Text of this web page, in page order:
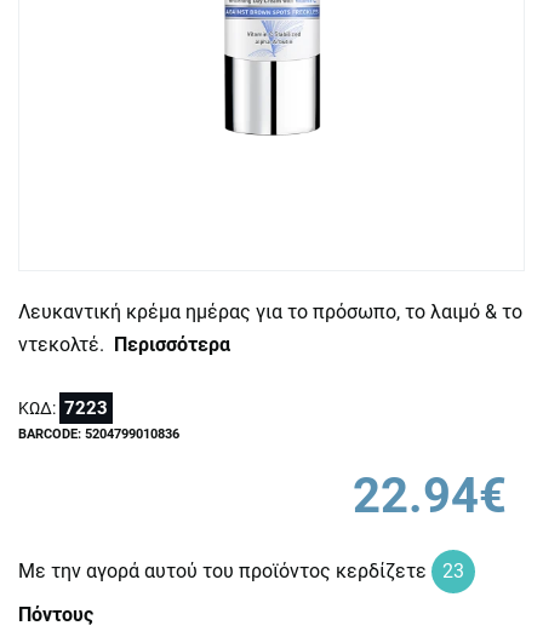
Λευκαντική κρέμα ημέρας για το πρόσωπο, το λαιμό & το
ντεκολτέ. Περισσότερα
ΚΩΔ: 7223
BARCODE: 5204799010836
22.94€
Με την αγορά αυτού του προϊόντος κερδίζετε
23
Πόντους